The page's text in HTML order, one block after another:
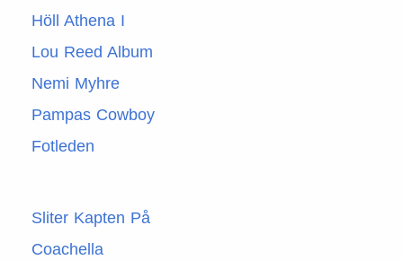
Höll Athena I
Lou Reed Album
Nemi Myhre
Pampas Cowboy
Fotleden
Sliter Kapten På
Coachella